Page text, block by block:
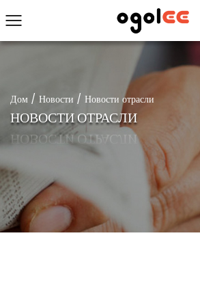
Дом / Новости / Новости отрасли
НОВОСТИ ОТРАСЛИ